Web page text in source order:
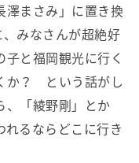
澤まさみ」に置き換
みなさんが超絶好
と福岡観光に行く
か？ という話がし
、「綾野剛」とか
れるならどこに行き